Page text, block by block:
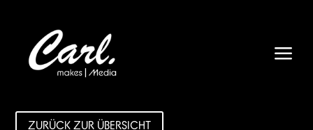
a
ZURÜCK ZUR ÜBERSICHT